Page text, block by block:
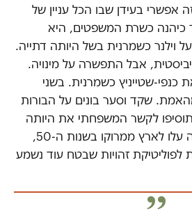
אפשרי בעידן שבו הכל עניין של
כיהנה כשרת המשפטים, היא
וילנר כשמרנית בשל היותה דתייה.
אבל התפשרה על מינויה.
כנפי-שטייניץ כשמרנית. בשני
שקד וסער בונים על הבורות
תוסיפו לקשר המשפחתי את היותה
אישה ומזרחית, שהוריה עלו לארץ ממרוקו בשנות ה-50,
לפוליטיקת זהויות שבטח עוד נשמע